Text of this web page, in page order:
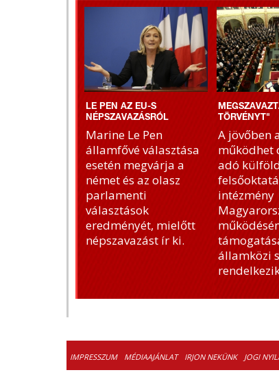
LE PEN AZ EU-S
NÉPSZAVAZÁSRÓL
Marine Le Pen
államfővé választása
esetén megvárja a
német és az olasz
parlamenti
választások
eredményét, mielőtt
népszavazást ír ki.
TÖRVÉNYT"
A jövőben
működhet
adó
intézmény
államközi
IMPRESSZUM MÉDIAAJÁNLAT IRJON NEKÜNK JOGI